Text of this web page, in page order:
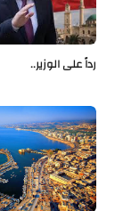
رداً على الوزير..